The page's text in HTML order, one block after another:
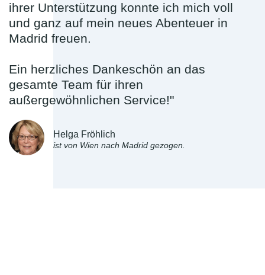
ihrer Unterstützung konnte ich mich voll
und ganz auf mein neues Abenteuer in
Madrid freuen.
Ein herzliches Dankeschön an das
gesamte Team für ihren
außergewöhnlichen Service!"
Helga Fröhlich
ist von Wien nach Madrid gezogen.